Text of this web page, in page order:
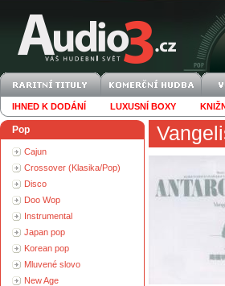
IHNED K DODÁNÍ LUXUSNÍ BOXY
Pop
Cajun
Crossover (Klasika/Pop)
Disco
Doo Wop
Instrumental
Japan pop
Korean pop
Mluvené slovo
New Age